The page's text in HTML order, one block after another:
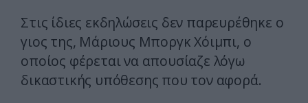
Στις ίδιες εκδηλώσεις δεν παρευρέθηκε ο
γιος της, Μάριους Μποργκ Χόιμπι, ο
οποίος φέρεται να απουσίαζε λόγω
δικαστικής υπόθεσης που τον αφορά.